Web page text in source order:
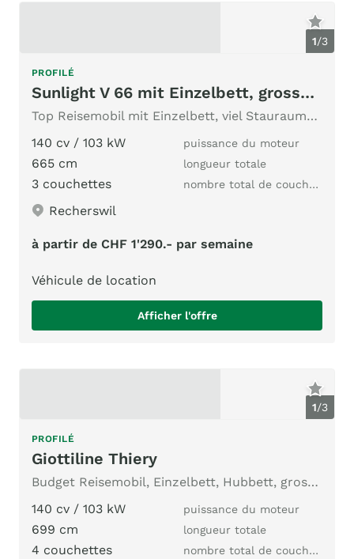
1/3
PROFILÉ
Sunlight V 66 mit Einzelbett, grosser Garage
Top Reisemobil mit Einzelbett, viel Stauraummöglichkeiten
140 cv / 103 kW
puissance du moteur
665 cm longueur totale
3 couchettes nombre total de couchages
Recherswil
à partir de CHF 1'290.- par semaine
Véhicule de location
Afficher l'offre
1/3
PROFILÉ
Giottiline Thiery
Budget Reisemobil, Einzelbett, Hubbett, grosser Garage
140 cv / 103 kW
puissance du moteur
699 cm longueur totale
4 couchettes nombre total de couchages